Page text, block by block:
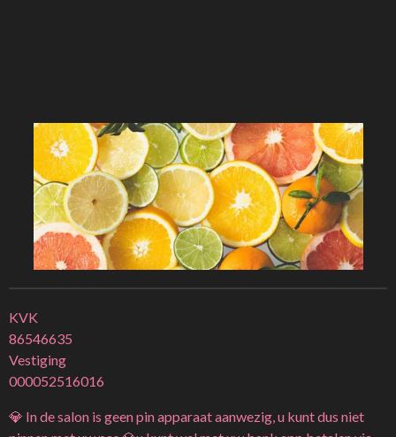
KVK
86546635
Vestiging
000052516016
💎 In de salon is geen pin apparaat aanwezig, u kunt dus niet